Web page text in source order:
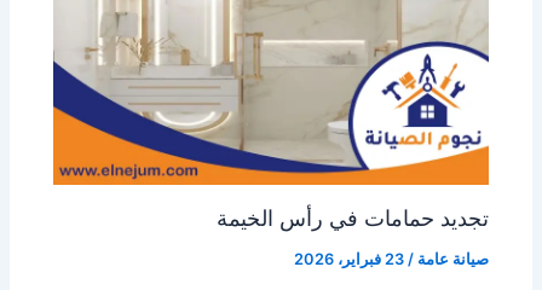
تجديد حمامات في رأس الخيمة
صيانة عامة /23 فبراير، 2026